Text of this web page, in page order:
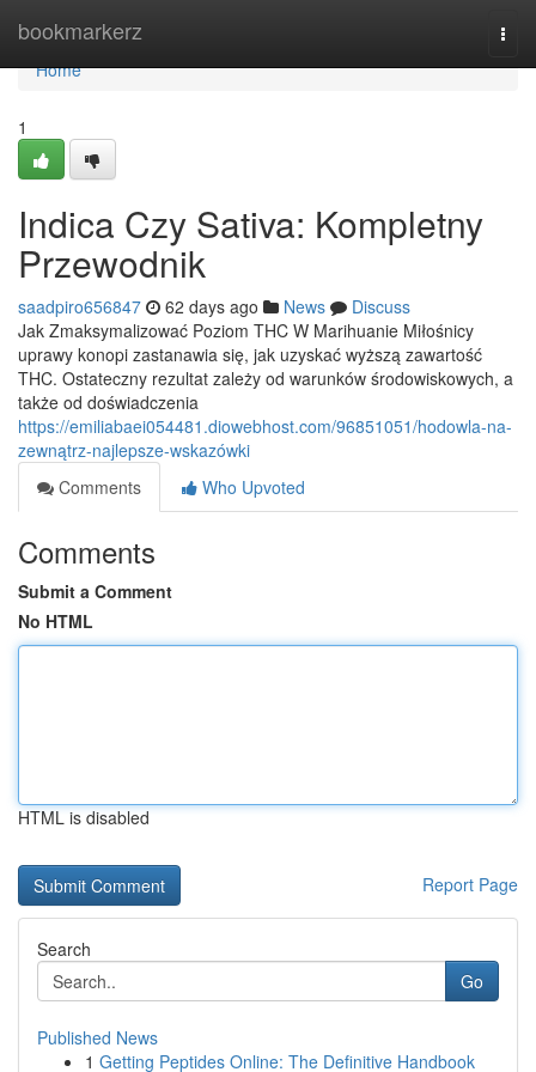
bookmarkerz
Home
Home
1
Indica Czy Sativa: Kompletny
Przewodnik
saadpiro656847 62 days ago News
Discuss
Jak Zmaksymalizować Poziom THC W Marihuanie Miłośnicy
uprawy konopi zastanawia się, jak uzyskać wyższą zawartość
THC. Ostateczny rezultat zależy od warunków środowiskowych, a
także od doświadczenia
https://emiliabaei054481.diowebhost.com/96851051/hodowla-na-
zewnątrz-najlepsze-wskazówki
Comments
Who Upvoted
Comments
Submit a Comment
No HTML
HTML is disabled
Report Page
Search
Go
Published News
1 Getting Peptides Online: The Definitive Handbook